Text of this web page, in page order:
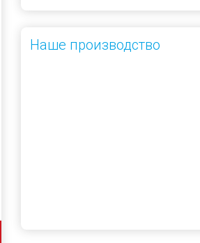
Наше производство